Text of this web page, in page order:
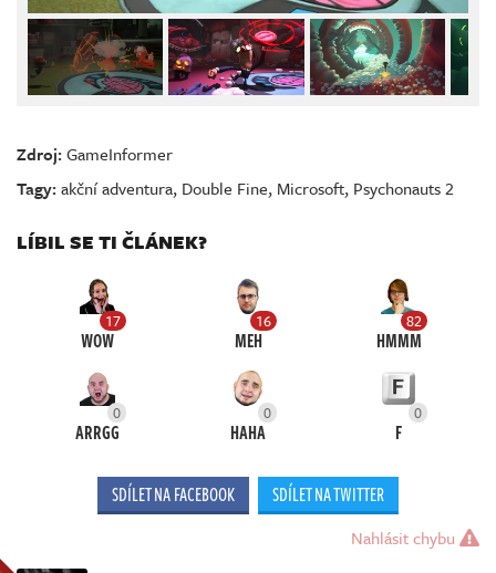
Zdroj:GameInformer
Tagy:akční adventura, Double Fine, Microsoft, Psychonauts 2
LÍBIL SE TI ČLÁNEK?
17
WOW
16
MEH
82
HMMM
0
ARRGG
0
HAHA
0
F
SDÍLET NA FACEBOOK SDÍLET NA TWITTER
Nahlásit chybu